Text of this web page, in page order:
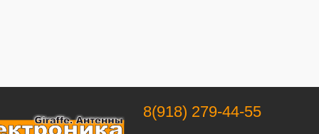
8(918) 279-44-55